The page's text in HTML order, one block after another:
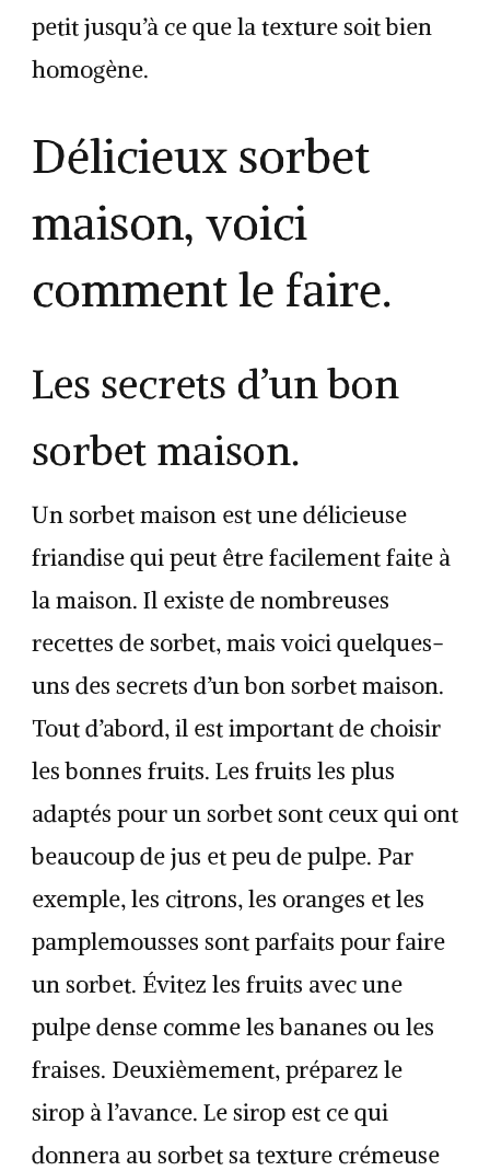
petit jusqu’à ce que la texture soit bien
homogène.
Délicieux sorbet
maison, voici
comment le faire.
Les secrets d’un bon
sorbet maison.
Un sorbet maison est une délicieuse
friandise qui peut être facilement faite à
la maison. Il existe de nombreuses
recettes de sorbet, mais voici quelques-
uns des secrets d’un bon sorbet maison.
Tout d’abord, il est important de choisir
les bonnes fruits. Les fruits les plus
adaptés pour un sorbet sont ceux qui ont
beaucoup de jus et peu de pulpe. Par
exemple, les citrons, les oranges et les
pamplemousses sont parfaits pour faire
un sorbet. Évitez les fruits avec une
pulpe dense comme les bananes ou les
fraises. Deuxièmement, préparez le
sirop à l’avance. Le sirop est ce qui
donnera au sorbet sa texture crémeuse